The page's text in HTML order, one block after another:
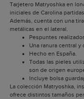
Tarjetero Matryoshka en
iniciales de Carolina
Además, cuenta con una
metálicas en el lateral.
Pespuntes
Una ranura central y
Hecho en España.
Todas las pieles
son de origen
Incluye bolsa
La colección Matryoshka,
ofrece distintos tamaños